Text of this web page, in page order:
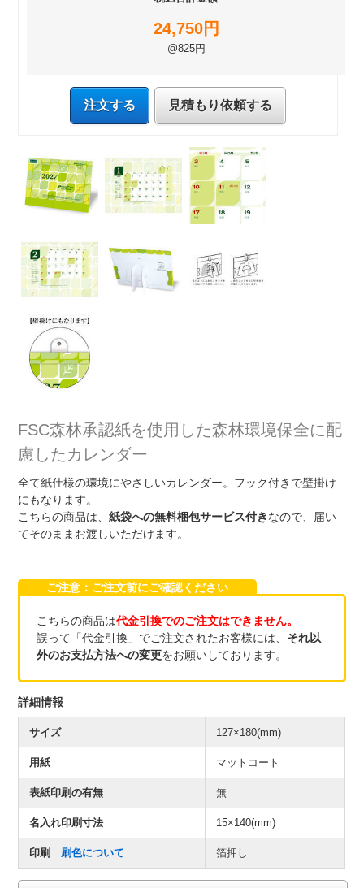
24,750円
@825円
注文する 見積もり依頼する
FSC森林承認紙を使用した森林環境保全に配
慮したカレンダー
全て紙仕様の環境にやさしいカレンダー。フック付きで壁掛け
にもなります。
こちらの商品は、紙袋への無料梱包サービス付きなので、届い
てそのままお渡しいただけます。
ご注意：ご注文前にご確認ください
こちらの商品は代金引換でのご注文はできません。
誤って「代金引換」でご注文されたお客様には、 それ以
外のお支払方法への変更をお願いしております。
詳細情報
サイズ 127×180(mm)
用紙 マットコート
表紙印刷の有無 無
名入れ印刷寸法 15×140(mm)
印刷刷色について 箔押し